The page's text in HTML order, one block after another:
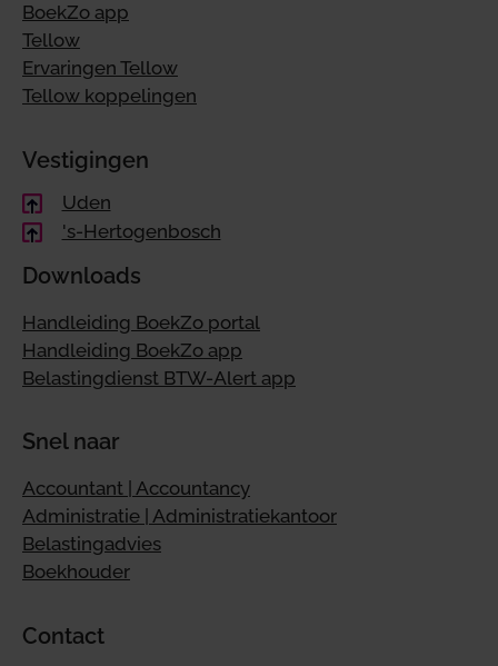
BoekZo app
Tellow
Ervaringen Tellow
Tellow koppelingen
Vestigingen
Uden
's-Hertogenbosch
Downloads
Handleiding BoekZo portal
Handleiding BoekZo app
Belastingdienst BTW-Alert app
Snel naar
Accountant | Accountancy
Administratie | Administratiekantoor
Belastingadvies
Boekhouder
Contact